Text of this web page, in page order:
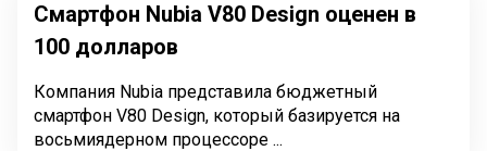
Смартфон Nubia V80 Design оценен в
100 долларов
Компания Nubia представила бюджетный
смартфон V80 Design, который базируется на
восьмиядерном процессоре ...